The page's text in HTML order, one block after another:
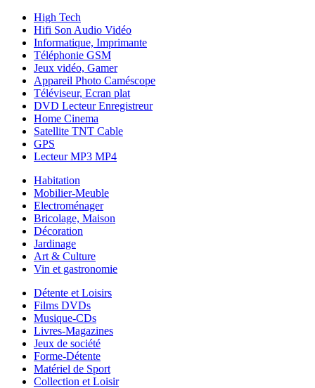
High Tech
Hifi Son Audio Vidéo
Informatique, Imprimante
Téléphonie GSM
Jeux vidéo, Gamer
Appareil Photo Caméscope
Téléviseur, Ecran plat
DVD Lecteur Enregistreur
Home Cinema
Satellite TNT Cable
GPS
Lecteur MP3 MP4
Habitation
Mobilier-Meuble
Electroménager
Bricolage, Maison
Décoration
Jardinage
Art & Culture
Vin et gastronomie
Détente et Loisirs
Films DVDs
Musique-CDs
Livres-Magazines
Jeux de société
Forme-Détente
Matériel de Sport
Collection et Loisir